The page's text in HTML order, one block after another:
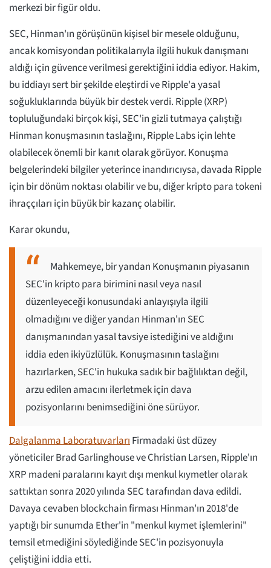
merkezi bir figür oldu.
SEC, Hinman'ın görüşünün kişisel bir mesele olduğunu,
ancak komisyondan politikalarıyla ilgili hukuk danışmanı
aldığı için güvence verilmesi gerektiğini iddia ediyor. Hakim,
bu iddiayı sert bir şekilde eleştirdi ve Ripple'a yasal
soğukluklarında büyük bir destek verdi. Ripple (XRP)
topluluğundaki birçok kişi, SEC'in gizli tutmaya çalıştığı
Hinman konuşmasının taslağını, Ripple Labs için lehte
olabilecek önemli bir kanıt olarak görüyor. Konuşma
belgelerindeki bilgiler yeterince inandırıcıysa, davada Ripple
için bir dönüm noktası olabilir ve bu, diğer kripto para tokeni
ihraççıları için büyük bir kazanç olabilir.
Karar okundu,
Mahkemeye, bir yandan Konuşmanın piyasanın
SEC'in kripto para birimini nasıl veya nasıl
düzenleyeceği konusundaki anlayışıyla ilgili
olmadığını ve diğer yandan Hinman'ın SEC
danışmanından yasal tavsiye istediğini ve aldığını
iddia eden ikiyüzlülük. Konuşmasının taslağını
hazırlarken, SEC'in hukuka sadık bir bağlılıktan değil,
arzu edilen amacını ilerletmek için dava
pozisyonlarını benimsediğini öne sürüyor.
Dalgalanma LaboratuvarlarıFirmadaki üst düzey
yöneticiler Brad Garlinghouse ve Christian Larsen, Ripple'ın
XRP madeni paralarını kayıt dışı menkul kıymetler olarak
sattıktan sonra 2020 yılında SEC tarafından dava edildi.
Davaya cevaben blockchain firması Hinman'ın 2018'de
yaptığı bir sunumda Ether'in "menkul kıymet işlemlerini"
temsil etmediğini söylediğinde SEC'in pozisyonuyla
çeliştiğini iddia etti.